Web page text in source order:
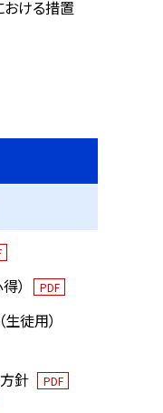
ける措置
） PDF
徒用）
針 PDF